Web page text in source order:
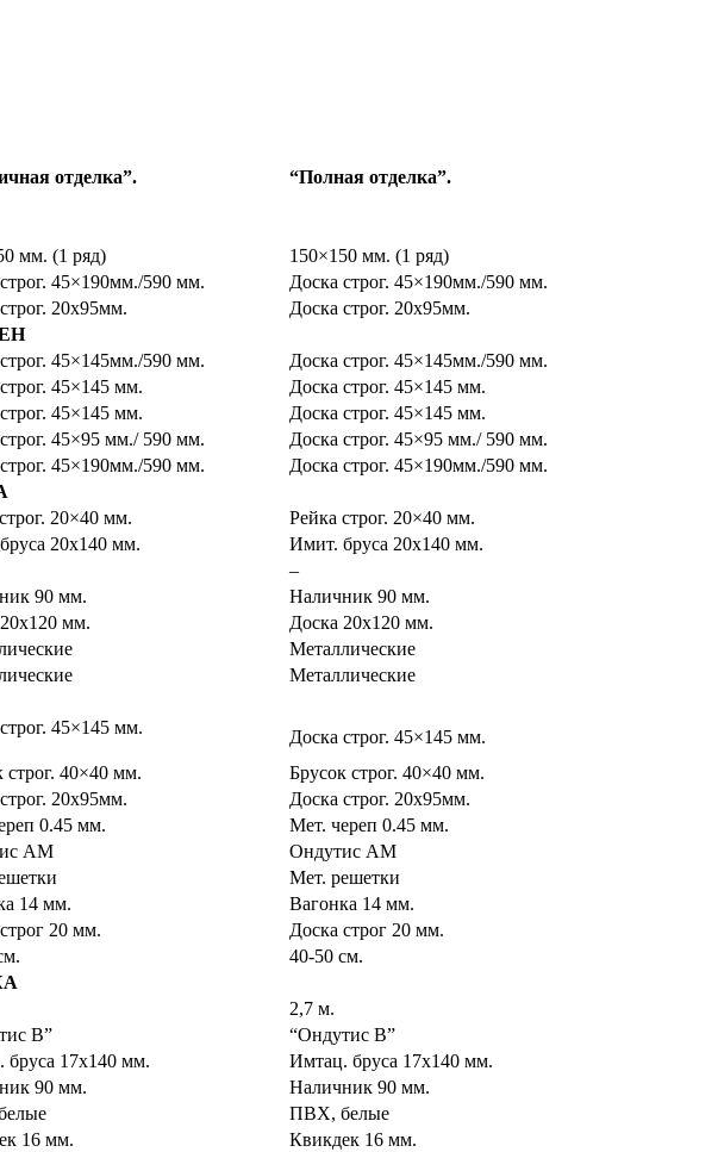
отделка”.
“Полная отделка”.
мм. (1 ряд)
150×150 мм. (1 ряд)
45×190мм./590 мм.
Доска строг. 45×190мм./590 мм.
20х95мм.
Доска строг. 20х95мм.
45×145мм./590 мм.
Доска строг. 45×145мм./590 мм.
45×145 мм.
Доска строг. 45×145 мм.
45×145 мм.
Доска строг. 45×145 мм.
45×95 мм./ 590 мм.
Доска строг. 45×95 мм./ 590 мм.
45×190мм./590 мм.
Доска строг. 45×190мм./590 мм.
20×40 мм.
Рейка строг. 20×40 мм.
20х140 мм.
Имит. бруса 20х140 мм.
–
90 мм.
Наличник 90 мм.
мм.
Доска 20х120 мм.
Металлические
Металлические
45×145 мм.
Доска строг. 45×145 мм.
строг. 40×40 мм.
Брусок строг. 40×40 мм.
20х95мм.
Доска строг. 20х95мм.
0.45 мм.
Мет. череп 0.45 мм.
АМ
Ондутис АМ
Мет. решетки
14 мм.
Вагонка 14 мм.
20 мм.
Доска строг 20 мм.
40-50 см.
2,7 м.
В”
“Ондутис В”
бруса 17х140 мм.
Имтац. бруса 17х140 мм.
90 мм.
Наличник 90 мм.
ПВХ, белые
16 мм.
Квикдек 16 мм.